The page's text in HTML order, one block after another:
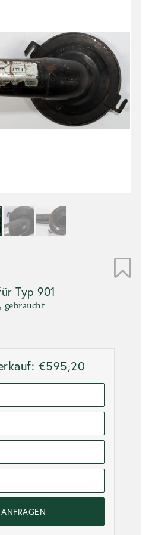
Typ 901
gebraucht
€595,20